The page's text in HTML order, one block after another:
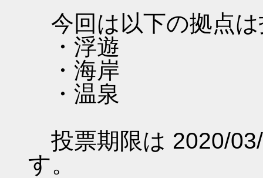
今回は以下の拠点
・浮遊
・海岸
・温泉
投票期限は 2020/
す。